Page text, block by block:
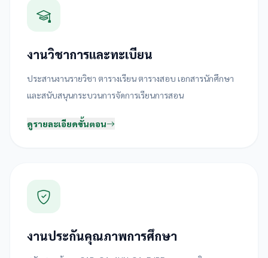
งานวิชาการและทะเบียน
ประสานงานรายวิชา ตารางเรียน ตารางสอบ เอกสารนักศึกษา
และสนับสนุนกระบวนการจัดการเรียนการสอน
ดูรายละเอียดขั้นตอน
งานประกันคุณภาพการศึกษา